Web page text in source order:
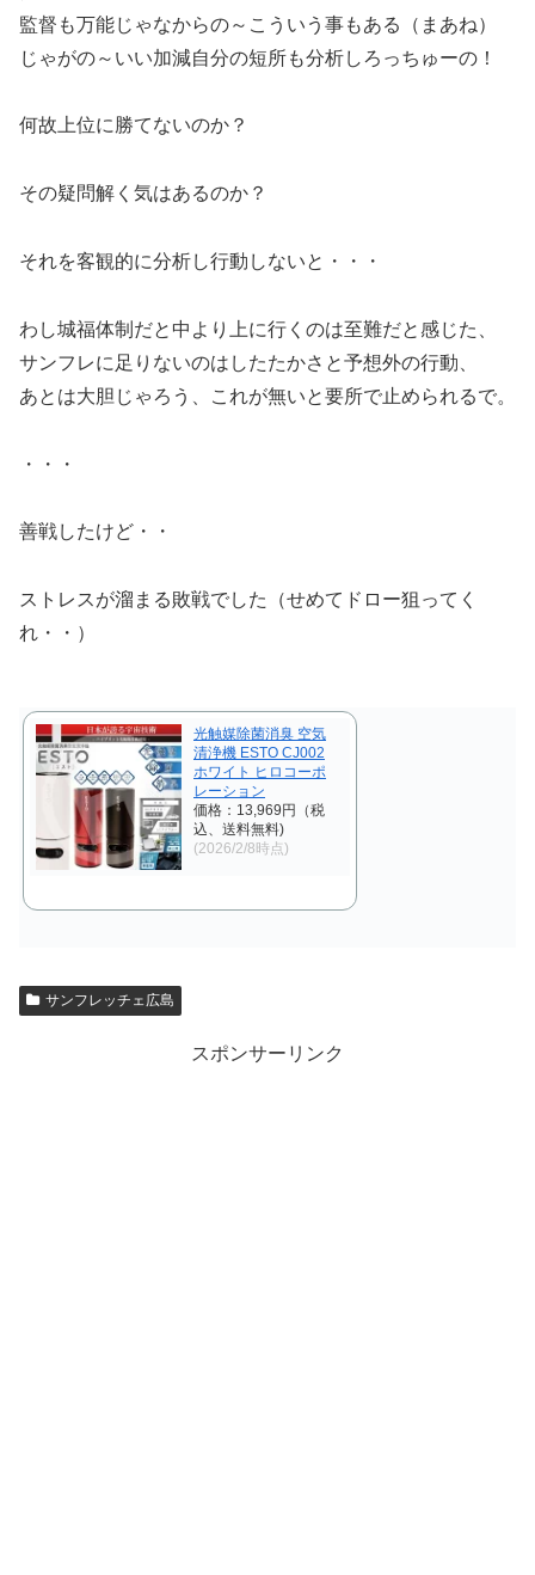
監督も万能じゃなからの～こういう事もある（まあね）
じゃがの～いい加減自分の短所も分析しろっちゅーの！
何故上位に勝てないのか？
その疑問解く気はあるのか？
それを客観的に分析し行動しないと・・・
わし城福体制だと中より上に行くのは至難だと感じた、
サンフレに足りないのはしたたかさと予想外の行動、
あとは大胆じゃろう、これが無いと要所で止められるで。
・・・
善戦したけど・・
ストレスが溜まる敗戦でした（せめてドロー狙ってく
れ・・）
光触媒除菌消臭 空気
清浄機 ESTO CJ002
ホワイト ヒロコーポ
レーション
価格：13,969円（税
込、送料無料)
(2026/2/8時点)
サンフレッチェ広島
スポンサーリンク